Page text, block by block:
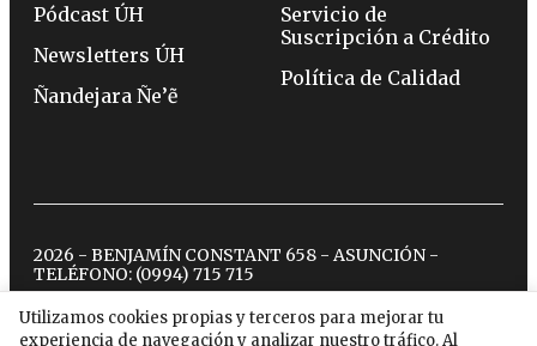
Utilizamos cookies propias y terceros para mejorar tu
experiencia de navegación y analizar nuestro tráfico. Al
Pódcast ÚH
Newsletters ÚH
Ñandejara Ñe’ẽ
Servicio de
Suscripción a Crédito
Política de Calidad
2026 - BENJAMÍN CONSTANT 658 - ASUNCIÓN -
TELÉFONO: (0994) 715 715